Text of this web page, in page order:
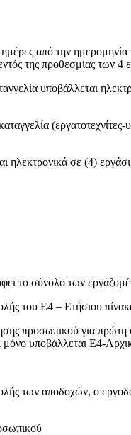
την ημερομηνία της
της προθεσμίας των
ηλεκτρονικά
σε (4) εργάσιμες
το σύνολο των
του Ε4 – Ετήσιου
προσωπικού για πρώτη
υποβάλλεται Ε4-
των αποδοχών, ο